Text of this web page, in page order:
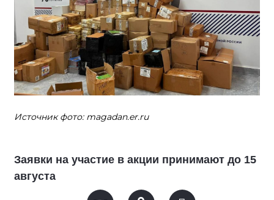
Источник фото: magadan.er.ru
Заявки на участие в акции принимают до 15
августа